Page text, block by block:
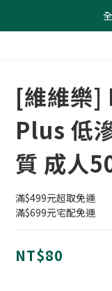
加
[維維樂]
Plus 低
質 成人
滿$499元超取免運
滿$699元宅配免運
NT$80